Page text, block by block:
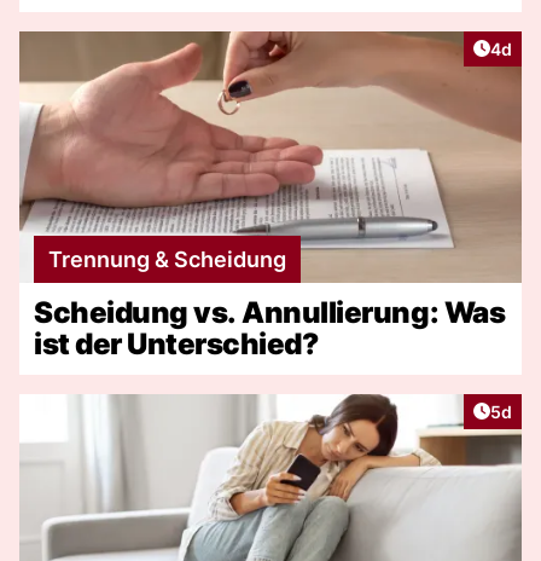
4d
Trennung & Scheidung
Scheidung vs. Annullierung: Was
ist der Unterschied?
5d